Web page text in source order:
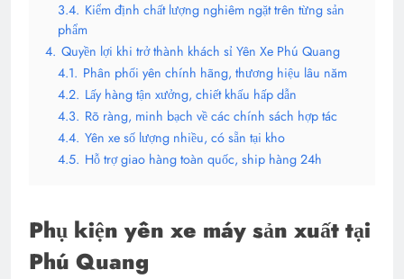
3.4. Kiểm định chất lượng nghiêm ngặt trên từng sản
phẩm
4. Quyền lợi khi trở thành khách sỉ Yên Xe Phú Quang
4.1. Phân phối yên chính hãng, thương hiệu lâu năm
4.2. Lấy hàng tận xưởng, chiết khấu hấp dẫn
4.3. Rõ ràng, minh bạch về các chính sách hợp tác
4.4. Yên xe số lượng nhiều, có sẵn tại kho
4.5. Hỗ trợ giao hàng toàn quốc, ship hàng 24h
Phụ kiện yên xe máy sản xuất tại
Phú Quang